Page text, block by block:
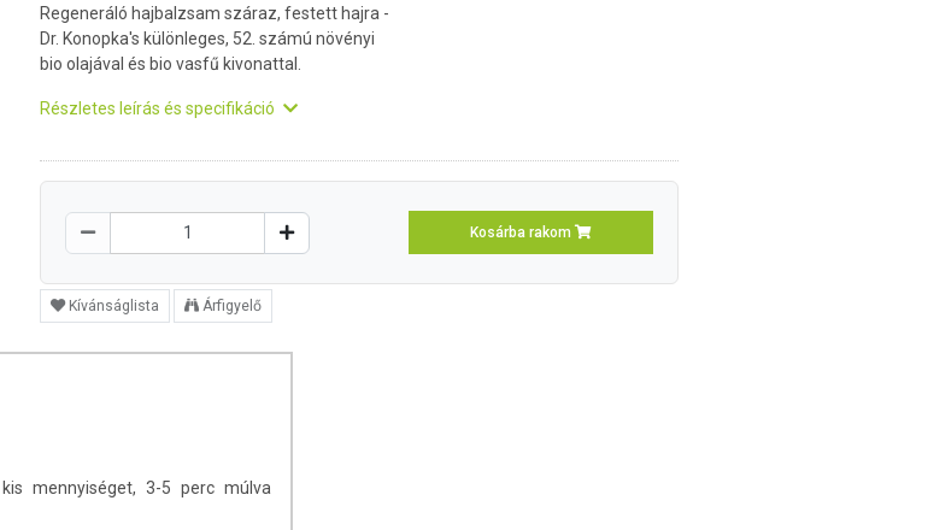
Regeneráló hajbalzsam száraz, festett hajra -
Dr. Konopka's különleges, 52. számú növényi
bio olajával és bio vasfű kivonattal.
Részletes leírás és specifikáció
Kosárba rakom
Kívánságlista Árfigyelő
mennyiséget, 3-5 perc múlva